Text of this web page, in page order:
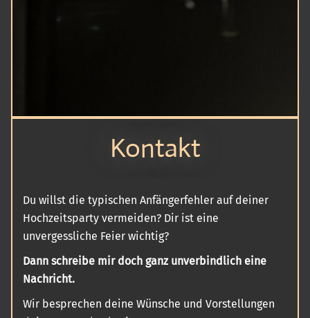
Kontakt
Du willst die typischen Anfängerfehler auf deiner
Hochzeitsparty vermeiden? Dir ist eine
unvergessliche Feier wichtig?
Dann schreibe mir doch ganz unverbindlich eine
Nachricht.
Wir besprechen deine Wünsche und Vorstellungen